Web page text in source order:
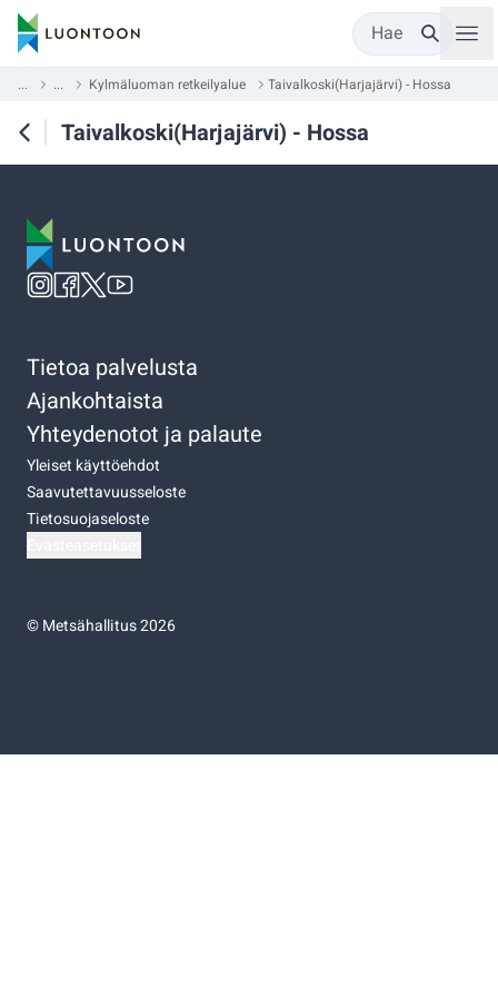
Hae
... ... Kylmäluoman retkeilyalue Taivalkoski(Harjajärvi) - Hossa
Taivalkoski(Harjajärvi) - Hossa
Tietoa palvelusta
Ajankohtaista
Yhteydenotot ja palaute
Yleiset käyttöehdot
Saavutettavuusseloste
Tietosuojaseloste
©Metsähallitus 2026